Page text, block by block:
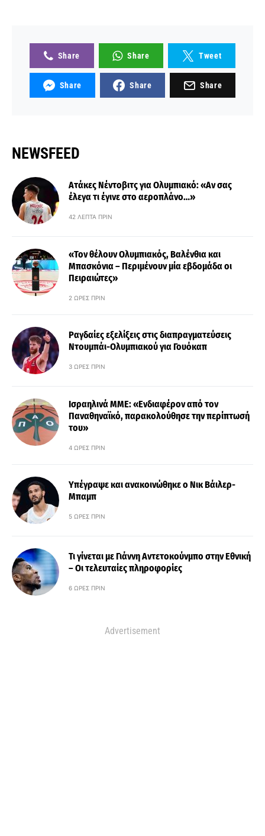
Share Share Tweet
Share Share Share
NEWSFEED
Ατάκες Νέντοβιτς για Ολυμπιακό: «Αν σας
έλεγα τι έγινε στο αεροπλάνο…»
42 ΛΕΠΤΆ ΠΡΙΝ
«Τον θέλουν Ολυμπιακός, Βαλένθια και
Μπασκόνια – Περιμένουν μία εβδομάδα οι
Πειραιώτες»
2 ΏΡΕΣ ΠΡΙΝ
Ραγδαίες εξελίξεις στις διαπραγματεύσεις
Ντουμπάι-Ολυμπιακού για Γουόκαπ
3 ΏΡΕΣ ΠΡΙΝ
Ισραηλινά ΜΜΕ: «Ενδιαφέρον από τον
Παναθηναϊκό, παρακολούθησε την περίπτωσή
του»
4 ΏΡΕΣ ΠΡΙΝ
Υπέγραψε και ανακοινώθηκε ο Νικ Βάιλερ-
Μπαμπ
5 ΏΡΕΣ ΠΡΙΝ
Τι γίνεται με Γιάννη Αντετοκούνμπο στην Εθνική
– Οι τελευταίες πληροφορίες
6 ΏΡΕΣ ΠΡΙΝ
Advertisement